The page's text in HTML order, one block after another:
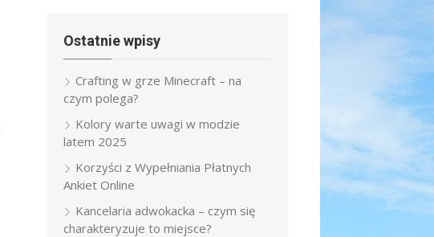
Ostatnie wpisy
Crafting w grze Minecraft – na
czym polega?
Kolory warte uwagi w modzie
latem 2025
Korzyści z Wypełniania Płatnych
Ankiet Online
Kancelaria adwokacka – czym się
charakteryzuje to miejsce?